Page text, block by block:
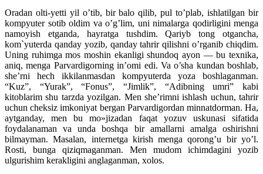
Oradan olti-yetti yil o’tib, bir balo qilib, pul to’plab, ishlatilgan bir
kompyuter sotib oldim va o’g’lim, uni nimalarga qodirligini menga
namoyish etganda, hayratga tushdim. Qariyb tong otgancha,
kom`yuterda qanday yozib, qanday tahrir qilishni o’rganib chiqdim.
Uning ruhimga mos moshin ekanligi shundoq ayon — bu texnika,
aniq, menga Parvardigorning in’omi edi. Va o’sha kundan boshlab,
she’rni hech ikkilanmasdan kompyuterda yoza boshlaganman.
“Kuz”, “Yurak”, “Fonus”, “Jimlik”, “Adibning umri” kabi
kitoblarim shu tarzda yozilgan. Men she’rimni ishlash uchun, tahrir
uchun cheksiz imkoniyat bergan Parvardigordan minnatdorman. Ha,
aytganday, men bu mo»jizadan faqat yozuv uskunasi sifatida
foydalanaman va unda boshqa bir amallarni amalga oshirishni
bilmayman. Masalan, internetga kirish menga qorong’u bir yo’l.
Rosti, bunga qiziqmaganman. Men mudom ichimdagini yozib
ulgurishim kerakligini anglaganman, xolos.